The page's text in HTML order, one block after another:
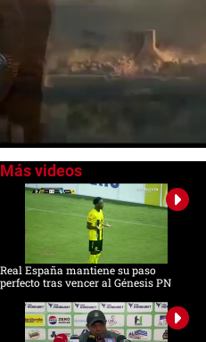
of
minutes,
seconds
Real España mantiene su paso
perfecto tras vencer al Génesis PN